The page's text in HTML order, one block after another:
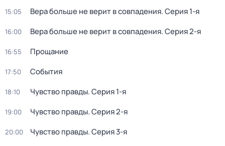
15:05 Вера больше не верит в совпадения. Серия 1-я
16:00 Вера больше не верит в совпадения. Серия 2-я
16:55 Прощание
17:50 События
18:10 Чувство правды. Серия 1-я
19:00 Чувство правды. Серия 2-я
20:00 Чувство правды. Серия 3-я